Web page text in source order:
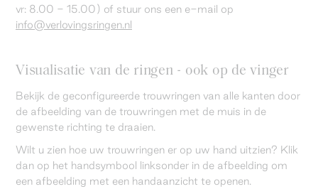
vr: 8.00 - 15.00) of stuur ons een e-mail op
info@verlovingsringen.nl
Visualisatie van de ringen - ook op de vinger
Bekijk de geconfigureerde trouwringen van alle kanten door
de afbeelding van de trouwringen met de muis in de
gewenste richting te draaien.
Wilt u zien hoe uw trouwringen er op uw hand uitzien? Klik
dan op het handsymbool linksonder in de afbeelding om
een afbeelding met een handaanzicht te openen.